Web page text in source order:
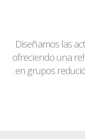
Diseñamos las
ofreciendo una
en grupos